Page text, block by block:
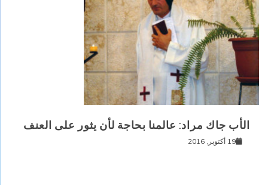
الأب جاك مراد: عالمنا بحاجة لأن يثور على العنف
19 أكتوبر, 2016